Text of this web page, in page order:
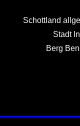
Schottland
Stadt
Berg